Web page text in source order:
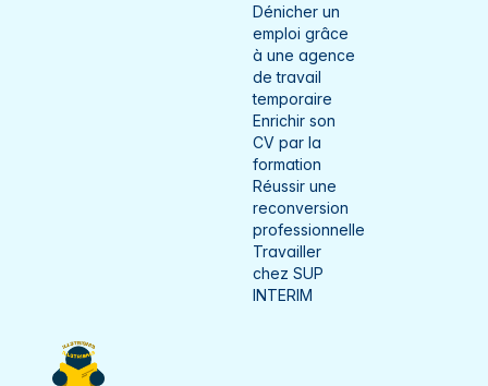
Dénicher un
emploi grâce
à une agence
de travail
temporaire
Enrichir son
CV par la
formation
Réussir une
reconversion
professionnelle
Travailler
chez SUP
INTERIM